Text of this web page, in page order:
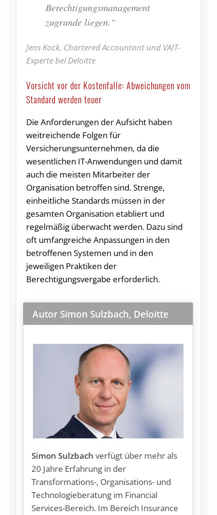
Berechtigungsmanagement
zugrunde liegen.“
Jens Kock, Chartered Accountant und VAIT-
Experte bei Deloitte
Vorsicht vor der Kostenfalle: Abweichungen vom
Standard werden teuer
Die Anforderungen der Aufsicht haben
weitreichende Folgen für
Versicherungsunternehmen, da die
wesentlichen IT-Anwendungen und damit
auch die meisten Mitarbeiter der
Organisation betroffen sind. Strenge,
einheitliche Standards müssen in der
gesamten Organisation etabliert und
regelmäßig überwacht werden. Dazu sind
oft umfangreiche Anpassungen in den
betroffenen Systemen und in den
jeweiligen Praktiken der
Berechtigungsvergabe erforderlich.
Autor Simon Sulzbach, Deloitte
Simon Sulzbach verfügt über mehr als
20 Jahre Erfahrung in der
Transformations-, Organisations- und
Technologieberatung im Financial
Services-Bereich. Im Bereich Insurance